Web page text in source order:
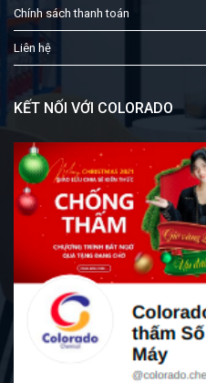
Chính sách thanh toán
Liên hệ
KẾT NỐI VỚI COLORADO